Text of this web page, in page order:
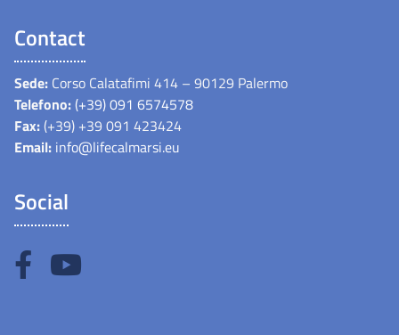
Contact
Sede: Corso Calatafimi 414 – 90129 Palermo
Telefono:(+39) 091 6574578
Fax:(+39) +39 091 423424
Email: info@lifecalmarsi.eu
Social